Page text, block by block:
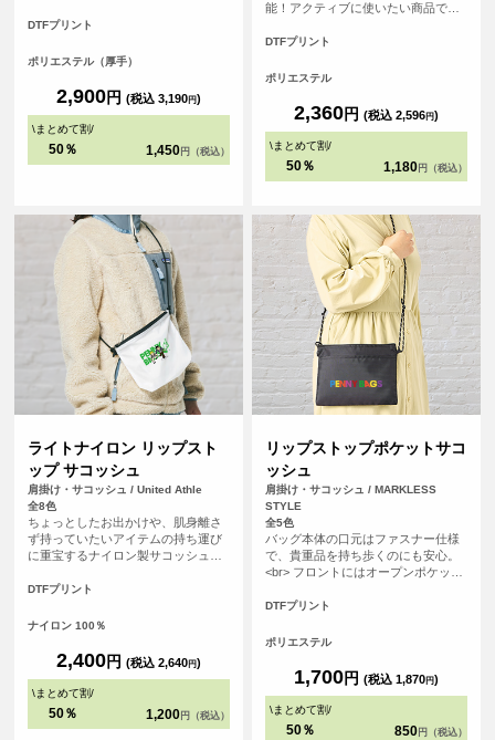
ホックで閉めることが可能です。
DTFプリント
ポリエステル（厚手）
2,900円 (税込 3,190円)
\まとめて割/
50％ 1,450 円（税込）
能！アクティブに使いたい商品で
のご利用まで幅広い販促アイテムと
リエーションは3色ございます。
DTFプリント
ポリエステル
2,360円 (税込 2,596円)
\まとめて割/
50％ 1,180 円（税込）
ライトナイロン リップスト
ップ サコッシュ
肩掛け・サコッシュ / United Athle
全8色
ちょっとしたお出かけや、肌身離さ
ず持っていたいアイテムの持ち運び
に重宝するナイロン製サコッシュ。
め、財布やスマホ、パスケースなど
配しているため日常づかいにとても
DTFプリント
ナイロン 100％
2,400円 (税込 2,640円)
\まとめて割/
50％ 1,200 円（税込）
リップストップポケットサコ
ッシュ
肩掛け・サコッシュ / MARKLESS
STYLE
全5色
バッグ本体の口元はファスナー仕様
で、貴重品を持ち歩くのにも安心。
<br> フロントにはオープンポケット
したい小物の収納にぴったり。<br>
も可能なため、お使いいただきやす
DTFプリント
ポリエステル
1,700円 (税込 1,870円)
\まとめて割/
50％ 850 円（税込）